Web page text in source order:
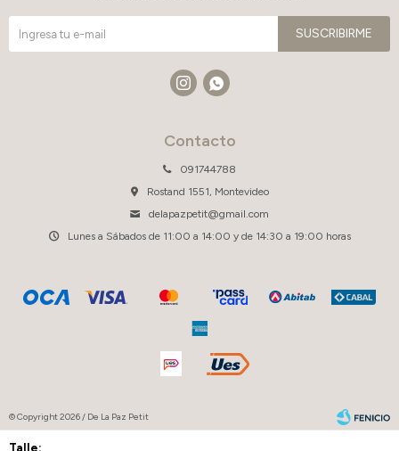
Talle:
Contacto
091744788
Rostand 1551, Montevideo
delapazpetit@gmail.com
Lunes a Sábados de 11:00 a 14:00 y de 14:30 a 19:00 horas
SUSCRIBIRME
 
© Copyright 2026 / De La Paz Petit